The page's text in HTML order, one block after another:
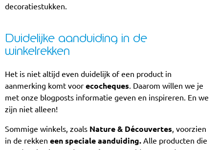
decoratiestukken.
Duidelijke aanduiding in de
winkelrekken
Het is niet altijd even duidelijk of een product in
aanmerking komt voor ecocheques. Daarom willen we je
met onze blogposts informatie geven en inspireren. En we
zijn niet alleen!
Sommige winkels, zoals Nature & Découvertes, voorzien
in de rekken een speciale aanduiding. Alle producten die